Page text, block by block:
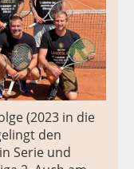
(2023 in die
den
Serie und